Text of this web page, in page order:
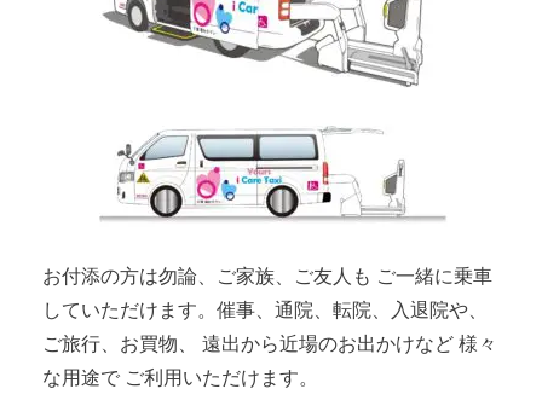
お付添の方は勿論、ご家族、ご友人も ご一緒に乗車
していただけます。 催事、通院、転院、入退院や、
ご旅行、お買物、 遠出から近場のお出かけなど 様々
な用途で ご利用いただけます。